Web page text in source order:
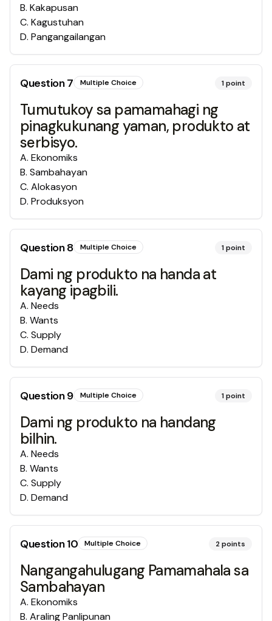
B. Kakapusan
C. Kagustuhan
D. Pangangailangan
Question7 Multiple Choice 1point
Tumutukoy sa pamamahagi ng
pinagkukunang yaman, produkto at
serbisyo.
A. Ekonomiks
B. Sambahayan
C. Alokasyon
D. Produksyon
Question8 Multiple Choice 1point
Dami ng produkto na handa at
kayang ipagbili.
A. Needs
B. Wants
C. Supply
D. Demand
Question9 Multiple Choice 1point
Dami ng produkto na handang
bilhin.
A. Needs
B. Wants
C. Supply
D. Demand
Question10 Multiple Choice 2points
Nangangahulugang Pamamahala sa
Sambahayan
A. Ekonomiks
B. Araling Panlipunan